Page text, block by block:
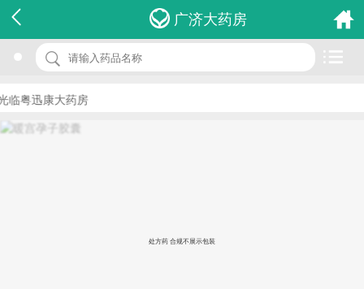
广济大药房
粤迅康大药房
处方药 合规不展示包装
名 称：暖宫孕子胶囊
品 牌：(丝雨)
价 格：￥26.00